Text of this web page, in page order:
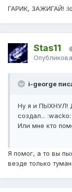
ГАРИК, ЗАЖИГАЙ!
Stas11
i-george
Ну я и ПЫХНУЛ!
создал... :wacko:
Или мне кто
Я помог, а то вы
везде только